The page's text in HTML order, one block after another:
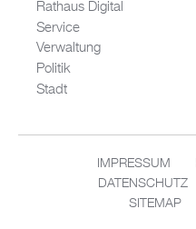
Rathaus Digital
Service
Verwaltung
Politik
Stadt
IMPRESSUM
DATENSCHUTZ
SITEMAP